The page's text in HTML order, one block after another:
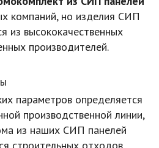
компаний, но изделия СИП
из высококачественных
производителей.
параметров определяется
производственной линии,
из наших СИП панелей
строительных отходов.